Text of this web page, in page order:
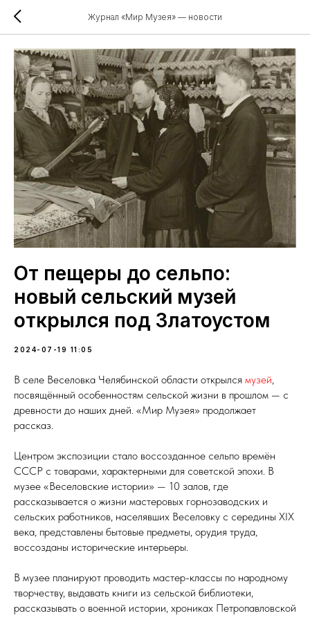
Журнал «Мир Музея» — новости
От пещеры до сельпо:
новый сельский музей
открылся под Златоустом
2024-07-19 11:05
В селе Веселовка Челябинской области открылся музей
посвящённый особенностям сельской жизни в прошлом — с
древности до наших дней. «Мир Музея» продолжает
рассказ.
Центром экспозиции стало воссозданное сельпо времён
СССР с товарами, характерными для советской эпохи. В
музее «Веселовские истории» — 10 залов, где
рассказывается о жизни мастеровых горнозаводских и
сельских работников, населявших Веселовку с середины XIX
века, представлены бытовые предметы, орудия труда,
воссозданы исторические интерьеры.
В музее планируют проводить мастер-классы по народному
творчеству, выдавать книги из сельской библиотеки,
рассказывать о военной истории, хрониках Петропавловской